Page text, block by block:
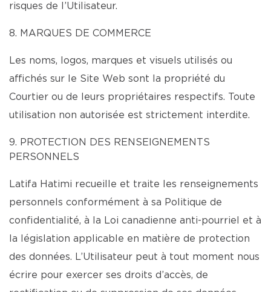
risques de l’Utilisateur.
8. MARQUES DE COMMERCE
Les noms, logos, marques et visuels utilisés ou
affichés sur le Site Web sont la propriété du
Courtier ou de leurs propriétaires respectifs. Toute
utilisation non autorisée est strictement interdite.
9. PROTECTION DES RENSEIGNEMENTS
PERSONNELS
Latifa Hatimi recueille et traite les renseignements
personnels conformément à sa Politique de
confidentialité, à la Loi canadienne anti-pourriel et à
la législation applicable en matière de protection
des données. L’Utilisateur peut à tout moment nous
écrire pour exercer ses droits d’accès, de